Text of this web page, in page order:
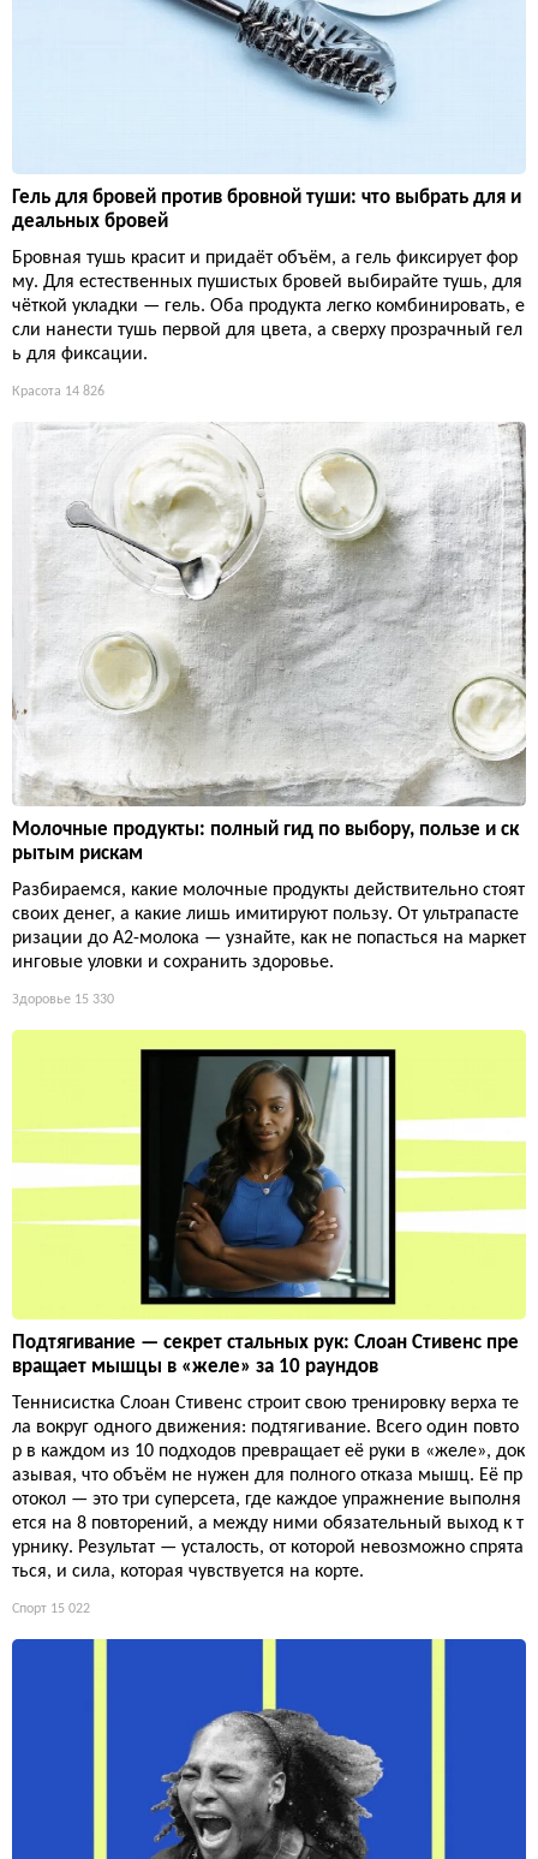
Гель для бровей против бровной туши: что выбрать для и
деальных бровей
Бровная тушь красит и придаёт объём, а гель фиксирует фор
му. Для естественных пушистых бровей выбирайте тушь, для
чёткой укладки — гель. Оба продукта легко комбинировать, е
сли нанести тушь первой для цвета, а сверху прозрачный гел
ь для фиксации.
Красота 14 826
Молочные продукты: полный гид по выбору, пользе и ск
рытым рискам
Разбираемся, какие молочные продукты действительно стоят
своих денег, а какие лишь имитируют пользу. От ультрапасте
ризации до А2-молока — узнайте, как не попасться на маркет
инговые уловки и сохранить здоровье.
Здоровье 15 330
Подтягивание — секрет стальных рук: Слоан Стивенс пре
вращает мышцы в «желе» за 10 раундов
Теннисистка Слоан Стивенс строит свою тренировку верха те
ла вокруг одного движения: подтягивание. Всего один повто
р в каждом из 10 подходов превращает её руки в «желе», док
азывая, что объём не нужен для полного отказа мышц. Её пр
отокол — это три суперсета, где каждое упражнение выполня
ется на 8 повторений, а между ними обязательный выход к т
урнику. Результат — усталость, от которой невозможно спрята
ться, и сила, которая чувствуется на корте.
Спорт 15 022